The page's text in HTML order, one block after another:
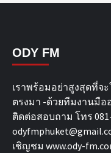
ODY FM
เราพร้อมอย่าสูงสุดที่จ
ตรงมา -ด้วยทีมงานมือ
ติดต่อสอบถาม โทร 081-
เชิญชม www.ody-